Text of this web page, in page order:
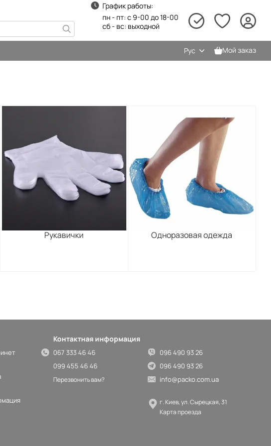
График работы:
пн - пт: с 9-00 до 18-00
сб - вс: выходной
Рус Мой заказ
Рукавички Одноразовая одежда
Контактная информация
067 333 46 46
099 455 46 46
Перезвонить вам?
096 490 93 26
096 490 93 26
info@packo.com.ua
г. Киев, ул. Сырецкая, 31
Карта проезда